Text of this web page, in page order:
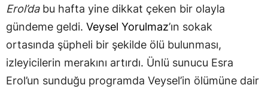
Erol’dabu hafta yine dikkat çeken bir olayla
gündeme geldi. Veysel Yorulmaz’ın sokak
ortasında şüpheli bir şekilde ölü bulunması,
izleyicilerin merakını artırdı. Ünlü sunucu Esra
Erol’un sunduğu programda Veysel’in ölümüne dair